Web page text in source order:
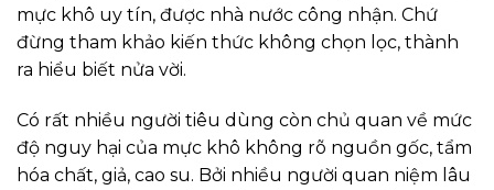
mực khô uy tín, được nhà nước công nhận. Chứ
đừng tham khảo kiến thức không chọn lọc, thành
ra hiểu biết nửa vời.
Có rất nhiều người tiêu dùng còn chủ quan về mức
độ nguy hại của mực khô không rõ nguồn gốc, tẩm
hóa chất, giả, cao su. Bởi nhiều người quan niệm lâu